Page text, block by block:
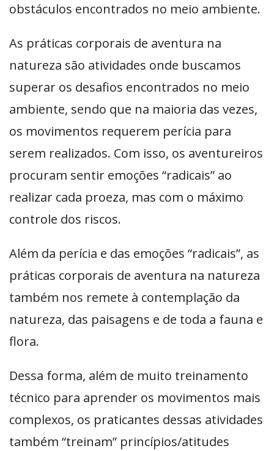
obstáculos encontrados no meio ambiente.
As práticas corporais de aventura na
natureza são atividades onde buscamos
superar os desafios encontrados no meio
ambiente, sendo que na maioria das vezes,
os movimentos requerem perícia para
serem realizados. Com isso, os aventureiros
procuram sentir emoções “radicais” ao
realizar cada proeza, mas com o máximo
controle dos riscos.
Além da perícia e das emoções “radicais”, as
práticas corporais de aventura na natureza
também nos remete à contemplação da
natureza, das paisagens e de toda a fauna e
flora.
Dessa forma, além de muito treinamento
técnico para aprender os movimentos mais
complexos, os praticantes dessas atividades
também “treinam” princípios/atitudes